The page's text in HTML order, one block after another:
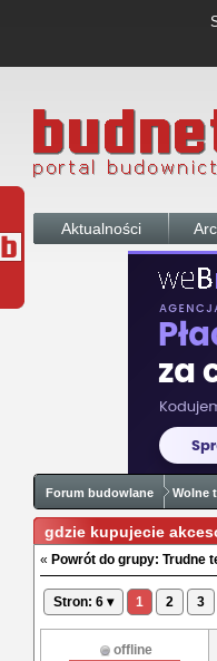
Aktualności
Forum budowlane Wolne
gdzie kupujecie
« Powrót do grupy: Trudne
Stron: 6 ▾ 1 2 3
offline